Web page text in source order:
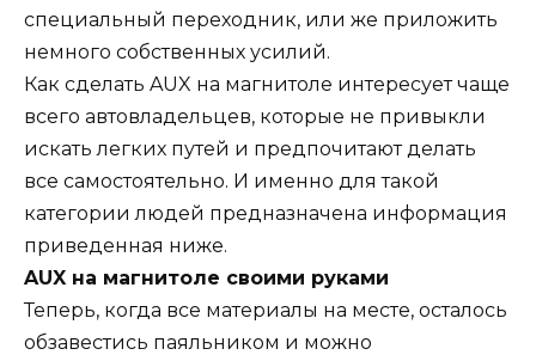
специальный переходник, или же приложить
немного собственных усилий.
Как сделать AUX на магнитоле интересует чаще
всего автовладельцев, которые не привыкли
искать легких путей и предпочитают делать
все самостоятельно. И именно для такой
категории людей предназначена информация
приведенная ниже.
AUX на магнитоле своими руками
Теперь, когда все материалы на месте, осталось
обзавестись паяльником и можно